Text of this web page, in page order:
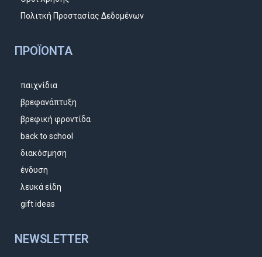
Πολιτκή Προστασίας Δεδομένων
ΠΡΟΪΌΝΤΑ
παιχνίδια
βρεφανάπτυξη
βρεφική φροντίδα
back to school
διακόσμηση
ένδυση
λευκά είδη
gift ideas
NEWSLETTER